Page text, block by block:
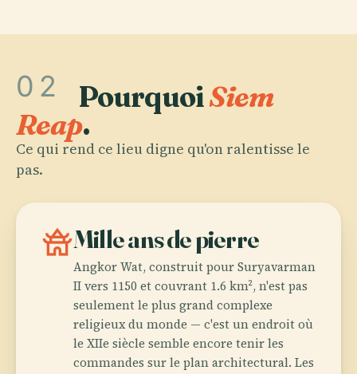
02 PourquoiSiem
Reap.
Ce qui rend ce lieu digne qu'on ralentisse le
pas.
temple_buddhistMille ans de pierre
Angkor Wat, construit pour Suryavarman
II vers 1150 et couvrant 1.6 km², n'est pas
seulement le plus grand complexe
religieux du monde — c'est un endroit où
le XIIe siècle semble encore tenir les
commandes sur le plan architectural. Les